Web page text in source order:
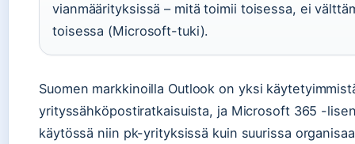
vianmäärityksissä – mitä toimii toisessa, ei
toisessa (Microsoft-tuki).
Suomen markkinoilla Outlook on yksi
yrityssähköpostiratkaisuista, ja Microsoft 365 -
käytössä niin pk-yrityksissä kuin suurissa